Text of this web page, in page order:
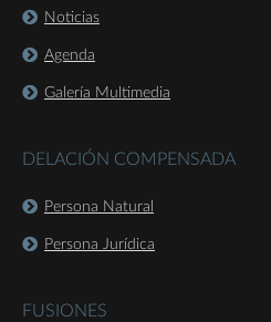
Noticias
Agenda
Galería Multimedia
DELACIÓN COMPENSADA
Persona Natural
Persona Jurídica
FUSIONES